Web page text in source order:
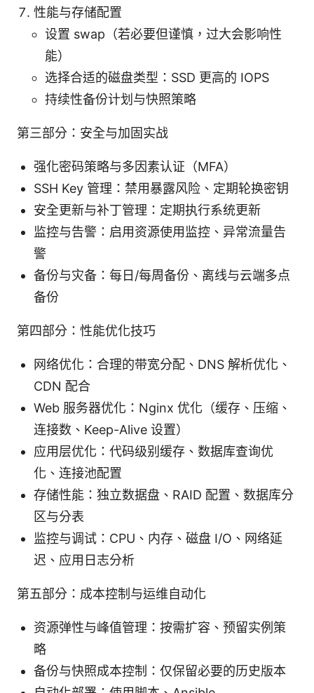
性能与存储配置
设置 swap（若必要但谨慎，过大会影响性
能）
选择合适的磁盘类型：SSD 更高的 IOPS
持续性备份计划与快照策略
第三部分：安全与加固实战
强化密码策略与多因素认证（MFA）
SSH Key 管理：禁用暴露风险、定期轮换密钥
安全更新与补丁管理：定期执行系统更新
监控与告警：启用资源使用监控、异常流量告
警
备份与灾备：每日/每周备份、离线与云端多点
备份
第四部分：性能优化技巧
网络优化：合理的带宽分配、DNS 解析优化、
CDN 配合
Web 服务器优化：Nginx 优化（缓存、压缩、
连接数、Keep-Alive 设置）
应用层优化：代码级别缓存、数据库查询优
化、连接池配置
存储性能：独立数据盘、RAID 配置、数据库分
区与分表
监控与调试：CPU、内存、磁盘 I/O、网络延
迟、应用日志分析
第五部分：成本控制与运维自动化
资源弹性与峰值管理：按需扩容、预留实例策
略
备份与快照成本控制：仅保留必要的历史版本